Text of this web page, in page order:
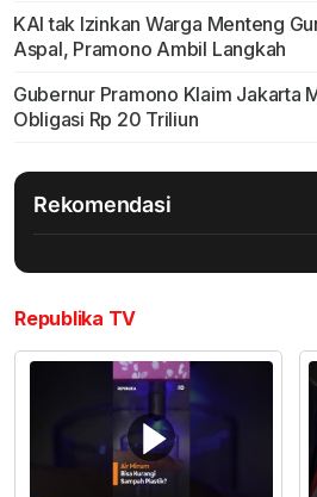
KAI tak Izinkan Warga Menteng
Aspal, Pramono Ambil Langkah
Gubernur Pramono Klaim Jakarta
Obligasi Rp 20 Triliun
Rekomendasi
Republika TV